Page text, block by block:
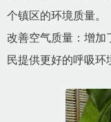
个镇区的环境质量。
改善空气质量：增加
民提供更好的呼吸环